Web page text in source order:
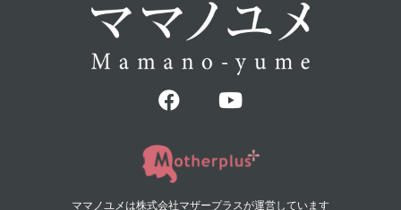
ママノユメは株式会社マザープラスが運営しています